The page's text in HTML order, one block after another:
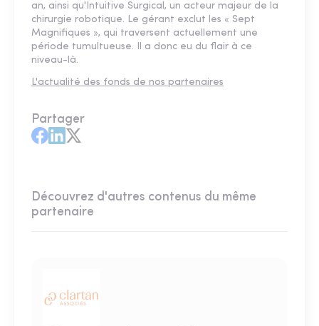
an, ainsi qu'Intuitive Surgical, un acteur majeur de la
chirurgie robotique. Le gérant exclut les « Sept
Magnifiques », qui traversent actuellement une
période tumultueuse. Il a donc eu du flair à ce
niveau-là.
L'actualité des fonds de nos partenaires
Partager
Découvrez d'autres contenus du même
partenaire